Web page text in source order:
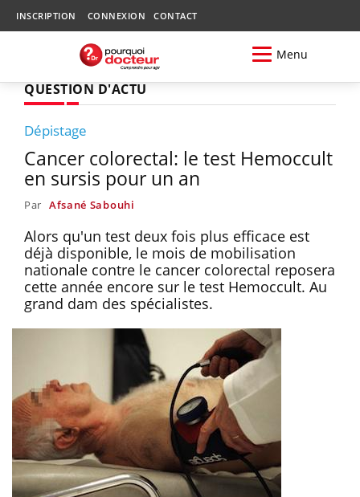
INSCRIPTION CONNEXION CONTACT
Menu
QUESTION D'ACTU
Dépistage
Cancer colorectal: le test Hemoccult
en sursis pour un an
Par Afsané Sabouhi
Alors qu'un test deux fois plus efficace est
déjà disponible, le mois de mobilisation
nationale contre le cancer colorectal reposera
cette année encore sur le test Hemoccult. Au
grand dam des spécialistes.